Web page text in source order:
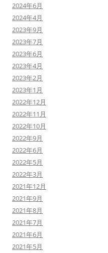
2024年6月
2024年4月
2023年9月
2023年7月
2023年6月
2023年4月
2023年2月
2023年1月
2022年12月
2022年11月
2022年10月
2022年9月
2022年6月
2022年5月
2022年3月
2021年12月
2021年9月
2021年8月
2021年7月
2021年6月
2021年5月